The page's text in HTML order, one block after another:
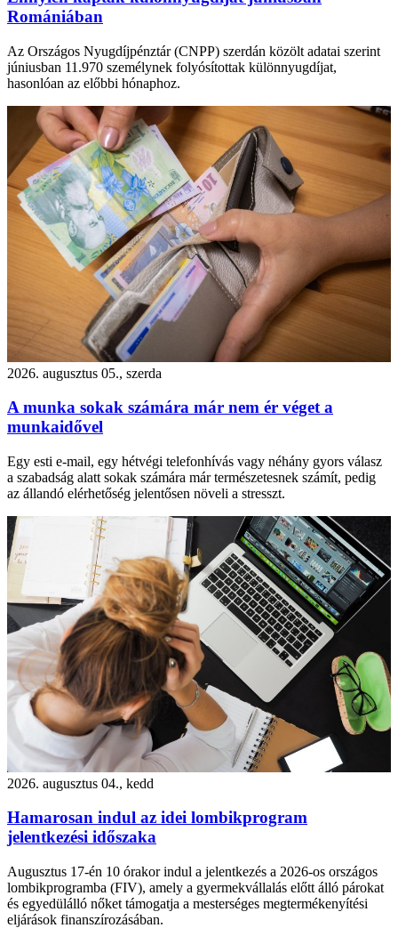
Romániában
Az Országos Nyugdíjpénztár (CNPP) szerdán közölt adatai szerint
júniusban 11.970 személynek folyósítottak különnyugdíjat,
hasonlóan az előbbi hónaphoz.
2026. augusztus 05., szerda
A munka sokak számára már nem ér véget a
munkaidővel
Egy esti e-mail, egy hétvégi telefonhívás vagy néhány gyors válasz
a szabadság alatt sokak számára már természetesnek számít, pedig
az állandó elérhetőség jelentősen növeli a stresszt.
2026. augusztus 04., kedd
Hamarosan indul az idei lombikprogram
jelentkezési időszaka
Augusztus 17-én 10 órakor indul a jelentkezés a 2026-os országos
lombikprogramba (FIV), amely a gyermekvállalás előtt álló párokat
és egyedülálló nőket támogatja a mesterséges megtermékenyítési
eljárások finanszírozásában.